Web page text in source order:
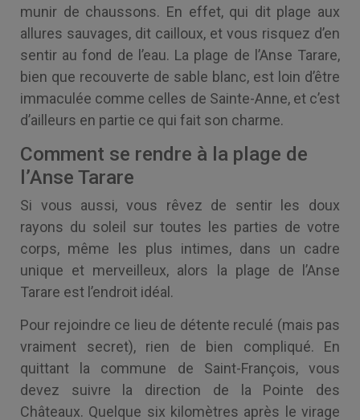
munir de chaussons. En effet, qui dit plage aux
allures sauvages, dit cailloux, et vous risquez d’en
sentir au fond de l’eau. La plage de l’Anse Tarare,
bien que recouverte de sable blanc, est loin d’être
immaculée comme celles de Sainte-Anne, et c’est
d’ailleurs en partie ce qui fait son charme.
Comment se rendre à la plage de
l’Anse Tarare
Si vous aussi, vous rêvez de sentir les doux
rayons du soleil sur toutes les parties de votre
corps, même les plus intimes, dans un cadre
unique et merveilleux, alors la plage de l’Anse
Tarare est l’endroit idéal.
Pour rejoindre ce lieu de détente reculé (mais pas
vraiment secret), rien de bien compliqué. En
quittant la commune de Saint-François, vous
devez suivre la direction de la Pointe des
Châteaux. Quelque six kilomètres après le virage